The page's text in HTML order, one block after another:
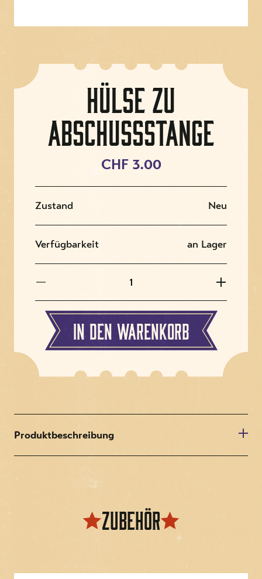
Hülse zu
Abschussstange
CHF 3.00
Zustand Neu
Verfügbarkeit an Lager
In den Warenkorb
Produktbeschreibung
2-1/4 Zoll Nylon-Abschussstangenhülse, verwendet als
Linearlager bei Williams / Bally Flipperautomaten.
Dies ist das am häufigsten ausfallende Teil bei
Williams/Bally-Abschussstangenbaugruppen. Ersetzen
Sie diese Nylonhülse zusammen mit der äußeren Feder
Abschussstangenbaugruppe.
Zubehör